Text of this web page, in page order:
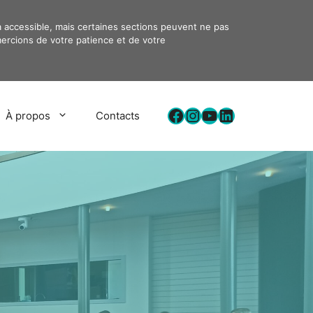
mais certaines sections peuvent ne pas
de votre patience et de votre
À propos Contacts Facebook
Instagram
YouTube
LinkedIn